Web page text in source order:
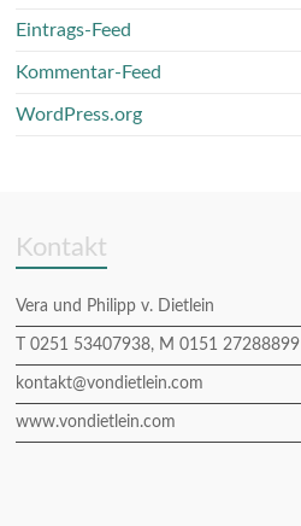
Eintrags-Feed
Kommentar-Feed
WordPress.org
Kontakt
Vera und Philipp v. Dietlein
T 0251 53407938, M 0151 27288899
kontakt@vondietlein.com
www.vondietlein.com